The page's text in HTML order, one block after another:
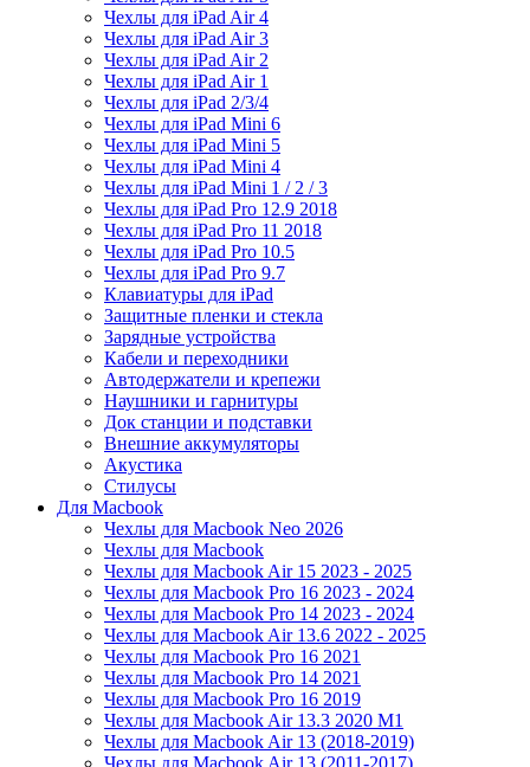
Чехлы для iPad Air 4
Чехлы для iPad Air 3
Чехлы для iPad Air 2
Чехлы для iPad Air 1
Чехлы для iPad 2/3/4
Чехлы для iPad Mini 6
Чехлы для iPad Mini 5
Чехлы для iPad Mini 4
Чехлы для iPad Mini 1 / 2 / 3
Чехлы для iPad Pro 12.9 2018
Чехлы для iPad Pro 11 2018
Чехлы для iPad Pro 10.5
Чехлы для iPad Pro 9.7
Клавиатуры для iPad
Защитные пленки и стекла
Зарядные устройства
Кабели и переходники
Автодержатели и крепежи
Наушники и гарнитуры
Док станции и подставки
Внешние аккумуляторы
Акустика
Стилусы
Для Macbook
Чехлы для Macbook Neo 2026
Чехлы для Macbook
Чехлы для Macbook Air 15 2023 - 2025
Чехлы для Macbook Pro 16 2023 - 2024
Чехлы для Macbook Pro 14 2023 - 2024
Чехлы для Macbook Air 13.6 2022 - 2025
Чехлы для Macbook Pro 16 2021
Чехлы для Macbook Pro 14 2021
Чехлы для Macbook Pro 16 2019
Чехлы для Macbook Air 13.3 2020 M1
Чехлы для Macbook Air 13 (2018-2019)
Чехлы для Macbook Air 13 (2011-2017)